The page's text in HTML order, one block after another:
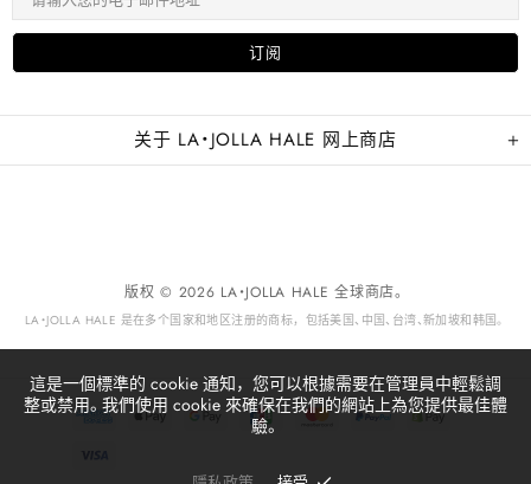
关于 LA・JOLLA HALE 网上商店
版权 © 2026 LA・JOLLA HALE 全球商店。
LA・JOLLA HALE 是在多个国家和地区注册的商标，包括美国、中国、台湾、新加坡和韩国。
這是一個標準的 cookie 通知，您可以根據需要在管理員中輕鬆調
整或禁用。我們使用 cookie 來確保在我們的網站上為您提供最佳體
驗。